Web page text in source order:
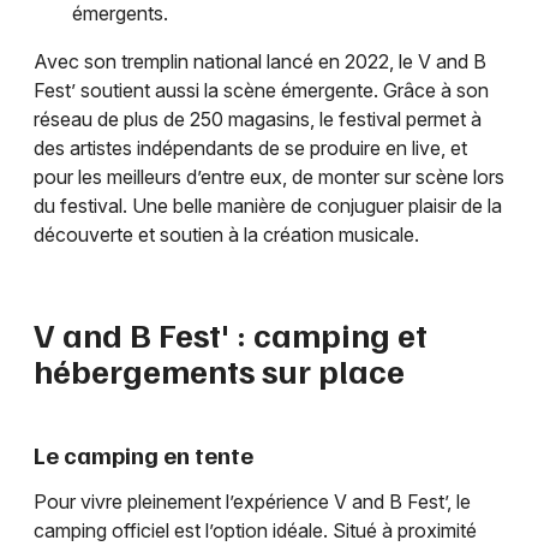
émergents.
Avec son tremplin national lancé en 2022, le V and B
Fest’ soutient aussi la scène émergente. Grâce à son
réseau de plus de 250 magasins, le festival permet à
des artistes indépendants de se produire en live, et
pour les meilleurs d’entre eux, de monter sur scène lors
du festival. Une belle manière de conjuguer plaisir de la
découverte et soutien à la création musicale.
V and B Fest' : camping et
hébergements sur place
Le camping en tente
Pour vivre pleinement l’expérience V and B Fest’, le
camping officiel est l’option idéale. Situé à proximité